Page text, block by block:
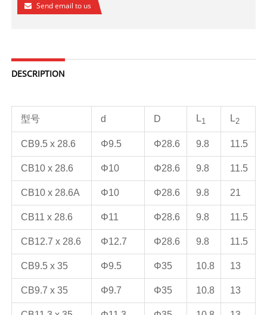
Send email to us
DESCRIPTION
型号 d D L1 L2
CB9.5 x 28.6 Φ9.5 Φ28.6 9.8 11.5
CB10 x 28.6 Φ10 Φ28.6 9.8 11.5
CB10 x 28.6A Φ10 Φ28.6 9.8 21
CB11 x 28.6 Φ11 Φ28.6 9.8 11.5
CB12.7 x 28.6 Φ12.7 Φ28.6 9.8 11.5
CB9.5 x 35 Φ9.5 Φ35 10.8 13
CB9.7 x 35 Φ9.7 Φ35 10.8 13